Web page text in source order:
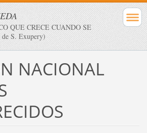
QUE CRECE CUANDO SE
S. Exupery)
NACIONAL